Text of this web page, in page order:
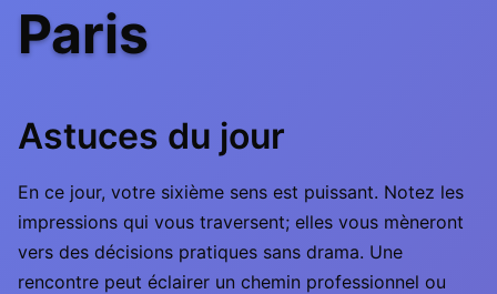
Paris
Astuces du jour
En ce jour, votre sixième sens est puissant. Notez les
impressions qui vous traversent; elles vous mèneront
vers des décisions pratiques sans drama. Une
rencontre peut éclairer un chemin professionnel ou